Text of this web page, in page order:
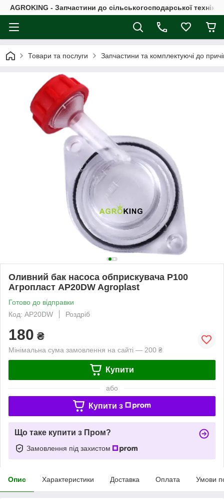
AGROKING - Запчастини до сільськогосподарської
Товари та послуги Запчастини та комплектуючі до
Оливний бак насоса обприскувача P100
Агропласт AP20DW Agroplast
Готово до відправки
Код: AP20DW
Роздріб
180 ₴
Мінімальна сума замовлення на сайті — 200 ₴
Купити
або
Купити з
Що таке купити з Пром?
Замовлення під захистом
Опис Характеристики Доставка Оплата Умови